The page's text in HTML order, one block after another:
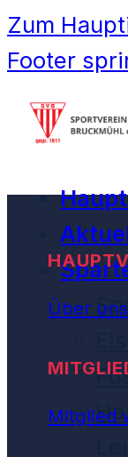
Zum
Footer
Über uns
Mitglied